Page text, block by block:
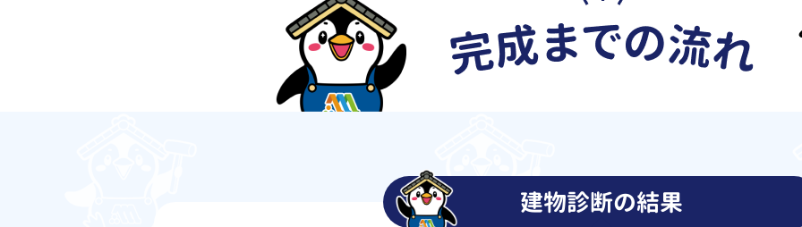
建物診断の結果